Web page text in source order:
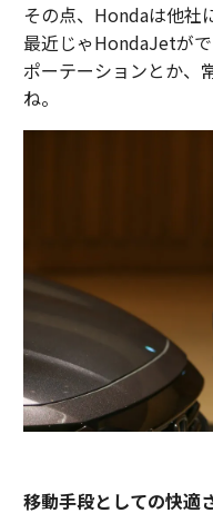
その点、Hondaは他社
最近じゃHondaJetが
ポーテーションとか、
ね。
移動手段としての快適